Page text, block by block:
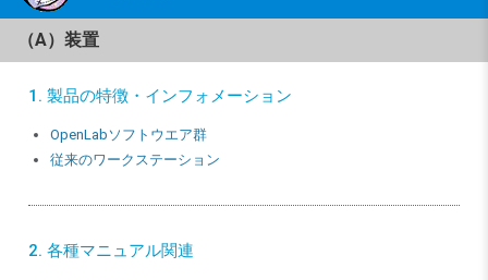
（A）装置
1. 製品の特徴・インフォメーション
OpenLabソフトウエア群
従来のワークステーション
2. 各種マニュアル関連